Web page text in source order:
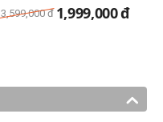
3,599,000 đ 1,999,000đ